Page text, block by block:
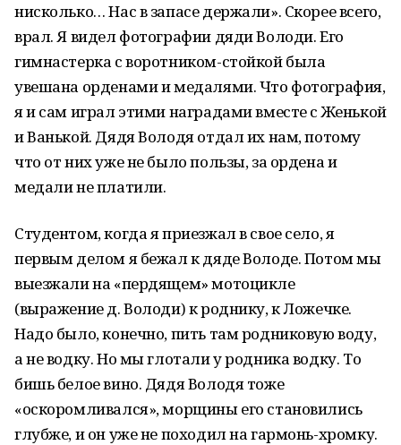
нисколько… Нас в запасе держали». Скорее всего,
врал. Я видел фотографии дяди Володи. Его
гимнастерка с воротником-стойкой была
увешана орденами и медалями. Что фотография,
я и сам играл этими наградами вместе с Женькой
и Ванькой. Дядя Володя отдал их нам, потому
что от них уже не было пользы, за ордена и
медали не платили.
Студентом, когда я приезжал в свое село, я
первым делом я бежал к дяде Володе. Потом мы
выезжали на «пердящем» мотоцикле
(выражение д. Володи) к роднику, к Ложечке.
Надо было, конечно, пить там родниковую воду,
а не водку. Но мы глотали у родника водку. То
бишь белое вино. Дядя Володя тоже
«оскоромливался», морщины его становились
глубже, и он уже не походил на гармонь-хромку.